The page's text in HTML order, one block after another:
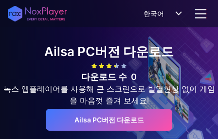
한국어
Ailsa PC버전 다운로드
다운로드 수 0
녹스 앱플레이어를 사용해 큰 스크린으로 발열현상 없이 게임
을 마음껏 즐겨 보세요!
Ailsa PC버전 다운로드